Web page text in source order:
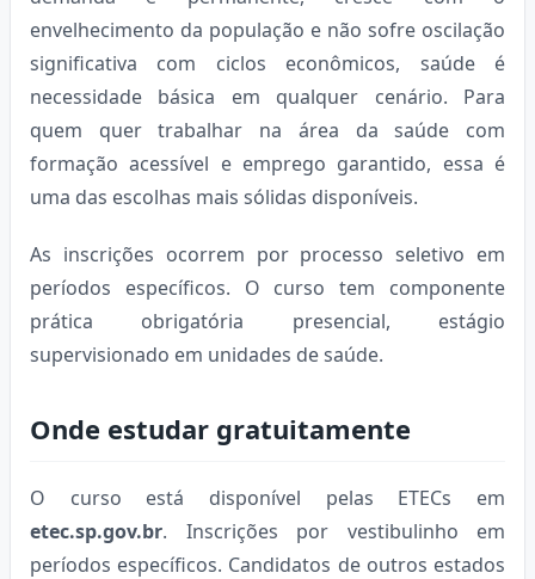
envelhecimento da população e não sofre oscilação
significativa com ciclos econômicos, saúde é
necessidade básica em qualquer cenário. Para
quem quer trabalhar na área da saúde com
formação acessível e emprego garantido, essa é
uma das escolhas mais sólidas disponíveis.
As inscrições ocorrem por processo seletivo em
períodos específicos. O curso tem componente
prática obrigatória presencial, estágio
supervisionado em unidades de saúde.
Onde estudar gratuitamente
O curso está disponível pelas ETECs em
etec.sp.gov.br. Inscrições por vestibulinho em
períodos específicos. Candidatos de outros estados